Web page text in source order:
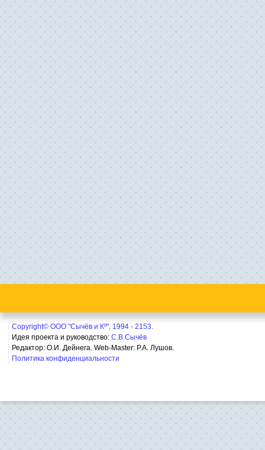
Copyright© ООО "Сычёв и Кº", 1994 - 2153.
Идея проекта и руководство: С.В.Сычёв
Редактор: О.И. Дейнега. Web-Master: Р.А. Лушов.
Политика конфиденциальности